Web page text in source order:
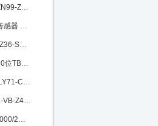
M272181
M314923
M325162
M343695
M385937
M389977